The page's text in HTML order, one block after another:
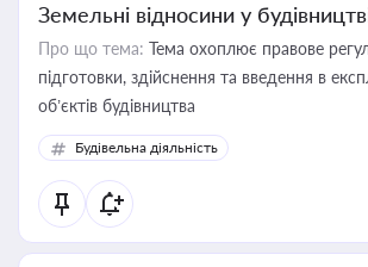
Земельні відносини у
Про що тема: Тема охоплює правове
підготовки, здійснення та введення в
об’єктів будівництва
Будівельна діяльність